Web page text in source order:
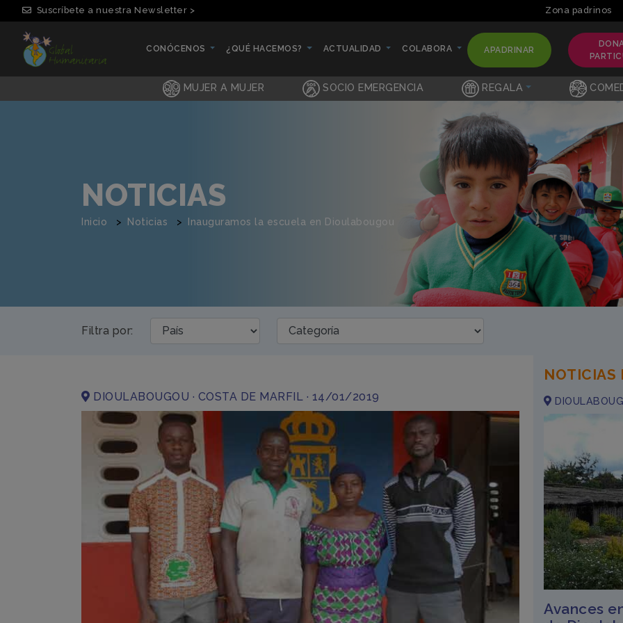
Suscríbete a nuestra Newsletter > Zona padrinos
CONÓCENOS
¿QUÉ HACEMOS?
ACTUALIDAD
COLABORA
APADRINAR
(CURRENT)
MUJER A MUJER SOCIO EMERGENCIA REGALA
NOTICIAS
Inicio Noticias Inauguramos la escuela en Dioulabougou
Filtra por:
DIOULABOUGOU · COSTA DE MARFIL · 14/01/2019
NOTICIAS
Avances